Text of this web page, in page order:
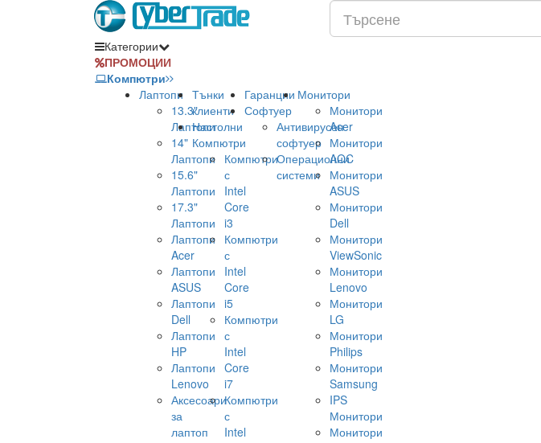
Категории
ПРОМОЦИИ
Компютри
Лаптопи
13.3"
Лаптопи
14"
Лаптопи
15.6"
Лаптопи
17.3"
Лаптопи
Лаптопи
Acer
Лаптопи
ASUS
Лаптопи
Dell
Лаптопи
HP
Лаптопи
Lenovo
Аксесоари
за
лаптоп
Тънки
клиенти
Настолни
Компютри
Компютри
с
Intel
Core
i3
Компютри
с
Intel
Core
i5
Компютри
с
Intel
Core
i7
Компютри
с
Intel
Гаранции
Софтуер
Антивирусен
софтуер
Операционни
системи
Монитори
Монитори
Acer
Монитори
AOC
Монитори
ASUS
Монитори
Dell
Монитори
ViewSonic
Монитори
Lenovo
Монитори
LG
Монитори
Philips
Монитори
Samsung
IPS
Монитори
Монитори